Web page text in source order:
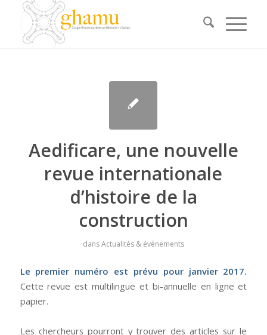
Aedificare, une nouvelle
revue internationale
d’histoire de la
construction
dansActualités & événements
Le premier numéro est prévu pour janvier 2017.
Cette revue est multilingue et bi-annuelle en ligne et
papier.
Les chercheurs pourront y trouver des articles sur le